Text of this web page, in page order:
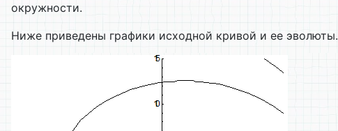
окружности.
Ниже приведены графики исходной кривой и ее эволюты.